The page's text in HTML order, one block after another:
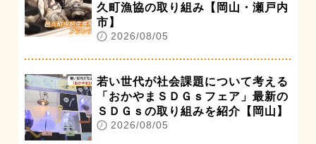
久町漁協の取り組み【岡山・瀬戸内
市】
2026/08/05
若い世代が社会課題について考える
「おかやまＳＤＧｓフェア」最新の
ＳＤＧｓの取り組みを紹介【岡山】
2026/08/05